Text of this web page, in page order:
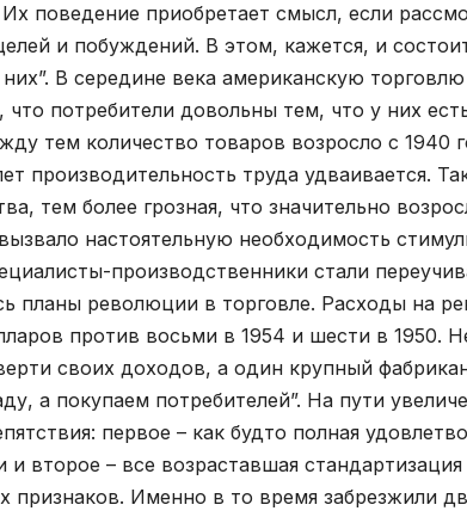
поведение приобретает смысл, если
и побуждений. В этом, кажется, и
В середине века американскую
что потребители довольны тем, что у них
тем количество товаров возросло с 1940
производительность труда удваивается.
тем более грозная, что значительно
настоятельную необходимость
производственники стали
планы революции в торговле. Расходы на
против восьми в 1954 и шести в 1950.
своих доходов, а один крупный
а покупаем потребителей”. На пути
первое – как будто полная
и второе – все возраставшая
признаков. Именно в то время забрезжили